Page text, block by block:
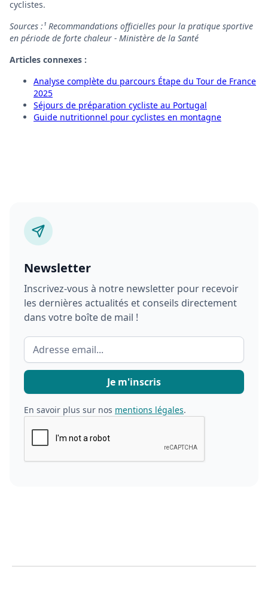
cyclistes.
Sources :¹ Recommandations officielles pour la pratique sportive
en période de forte chaleur - Ministère de la Santé
Articles connexes :
Analyse complète du parcours Étape du Tour de France
2025
Séjours de préparation cycliste au Portugal
Guide nutritionnel pour cyclistes en montagne
Newsletter
Inscrivez-vous à notre newsletter pour recevoir
les dernières actualités et conseils directement
dans votre boîte de mail !
En savoir plus sur nos mentions légales.